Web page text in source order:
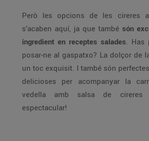
Però les opcions de les cireres
s’acaben aquí, ja que també són
ingredient en receptes salades. Has
posar-ne al gaspatxo? La dolçor de
un toc exquisit. I també són
delicioses per acompanyar la
vedella amb salsa de
espectacular!